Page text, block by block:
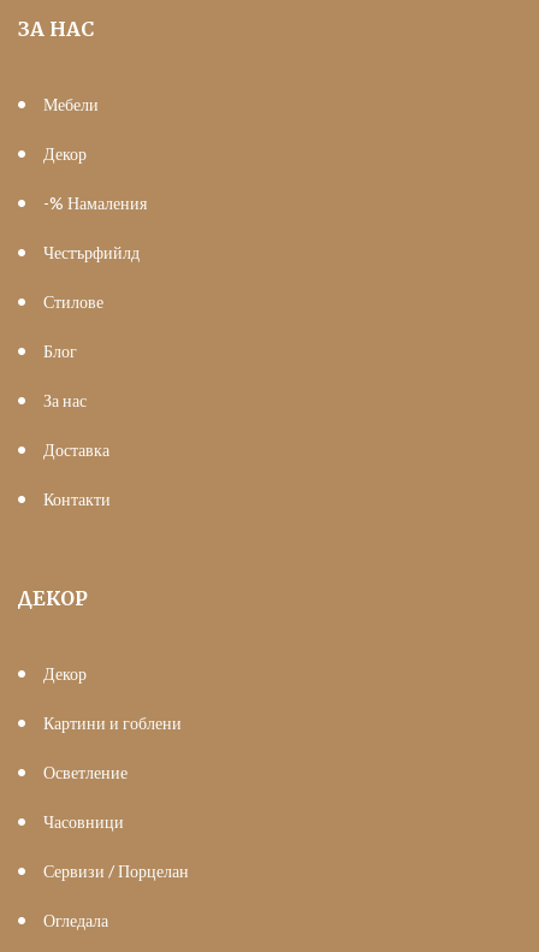
ЗА НАС
Мебели
Декор
-% Намаления
Честърфийлд
Стилове
Блог
За нас
Доставка
Контакти
ДЕКОР
Декор
Картини и гоблени
Осветление
Часовници
Сервизи / Порцелан
Огледала